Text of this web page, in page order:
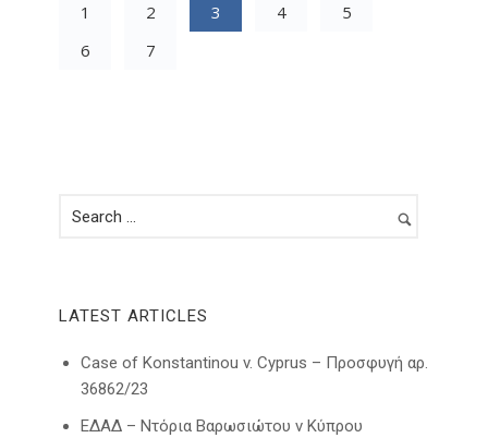
1 2 3 4
5
6
7
LATEST ARTICLES
Case of Konstantinou v. Cyprus – Προσφυγή αρ.
36862/23
ΕΔΑΔ – Ντόρια Βαρωσιώτου ν Κύπρου